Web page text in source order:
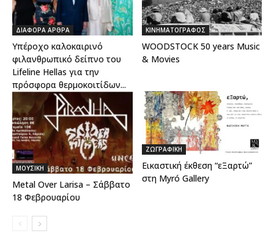
ΔΙΑΦΟΡΑ ΑΡΘΡΑ
Υπέροχο καλοκαιρινό
φιλανθρωπικό δείπνο του
Lifeline Hellas για την
πρόσφορα θερμοκοιτίδων...
ΚΙΝΗΜΑΤΟΓΡΑΦΟΣ
WOODSTOCK 50 years Music
& Movies
ΜΟΥΣΙΚΗ
Metal Over Larisa – Σάββατο
18 Φεβρουαρίου
ΖΩΓΡΑΦΙΚΗ
Εικαστική έκθεση “εΞαρτώ”
στη Myró Gallery